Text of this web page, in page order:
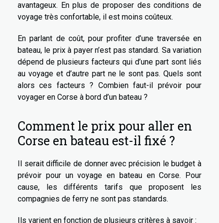
avantageux. En plus de proposer des conditions de
voyage très confortable, il est moins coûteux.
En parlant de coût, pour profiter d’une traversée en
bateau, le prix à payer n’est pas standard. Sa variation
dépend de plusieurs facteurs qui d’une part sont liés
au voyage et d’autre part ne le sont pas. Quels sont
alors ces facteurs ? Combien faut-il prévoir pour
voyager en Corse à bord d’un bateau ?
Comment le prix pour aller en
Corse en bateau est-il fixé ?
Il serait difficile de donner avec précision le budget à
prévoir pour un voyage en bateau en Corse. Pour
cause, les différents tarifs que proposent les
compagnies de ferry ne sont pas standards.
Ils varient en fonction de plusieurs critères à savoir :